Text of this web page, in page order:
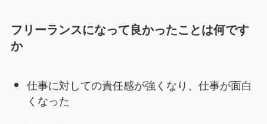
フリーランスになって良かったことは何です
か
仕事に対しての責任感が強くなり、仕事が面白
くなった